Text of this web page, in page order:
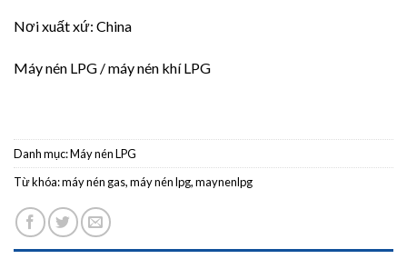
Nơi xuất xứ: China
Máy nén LPG / máy nén khí LPG
Danh mục:Máy nén LPG
Từ khóa:máy nén gas,máy nén lpg,maynenlpg